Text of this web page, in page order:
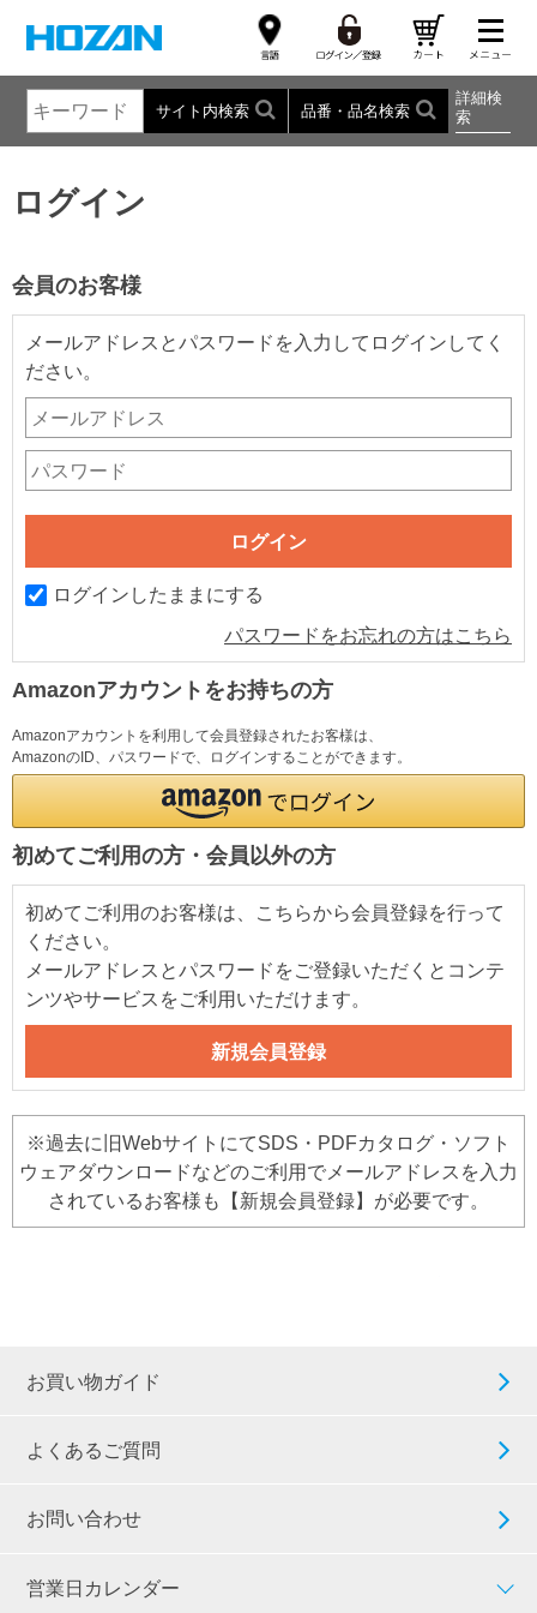
サイト内検索 品番・品名検索
詳細検
索
ログイン
会員のお客様
メールアドレスとパスワードを入力してログインしてく
ださい。
ログインしたままにする
パスワードをお忘れの方はこちら
Amazonアカウントをお持ちの方
Amazonアカウントを利用して会員登録されたお客様は、
AmazonのID、パスワードで、ログインすることができます。
初めてご利用の方・会員以外の方
初めてご利用のお客様は、こちらから会員登録を行って
ください。
メールアドレスとパスワードをご登録いただくとコンテ
ンツやサービスをご利用いただけます。
※過去に旧WebサイトにてSDS・PDFカタログ・ソフト
ウェアダウンロードなどのご利用でメールアドレスを入力
されているお客様も【新規会員登録】が必要です。
お買い物ガイド
よくあるご質問
お問い合わせ
営業日カレンダー